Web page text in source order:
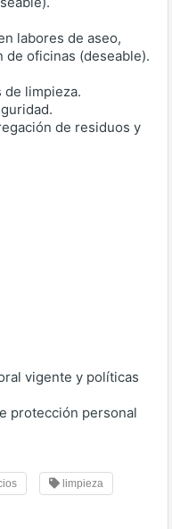
labores de aseo,
oficinas (deseable).
de limpieza.
de residuos y
vigente y políticas
protección personal
limpieza